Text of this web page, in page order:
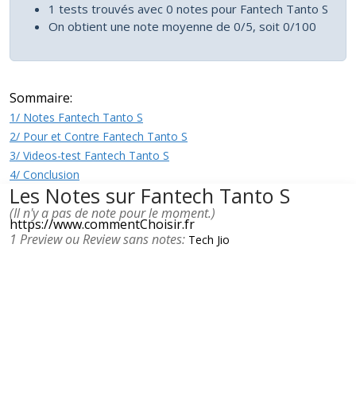
1 tests trouvés avec 0 notes pour Fantech Tanto S
On obtient une note moyenne de 0/5, soit 0/100
Sommaire:
1/ Notes Fantech Tanto S
2/ Pour et Contre Fantech Tanto S
3/ Videos-test Fantech Tanto S
4/ Conclusion
Les Notes sur Fantech Tanto S
(Il n'y a pas de note pour le moment.)
https://www.commentChoisir.fr
1 Preview ou Review sans notes: Tech Jio